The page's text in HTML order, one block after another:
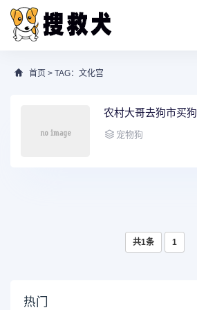
首页 > TAG：文化宫
农村大哥去狗市买狗
宠物狗
共1条 1
热门